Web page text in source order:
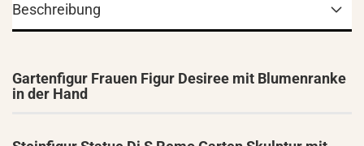
Beschreibung
Gartenfigur Frauen Figur Desiree mit Blumenranke
in der Hand